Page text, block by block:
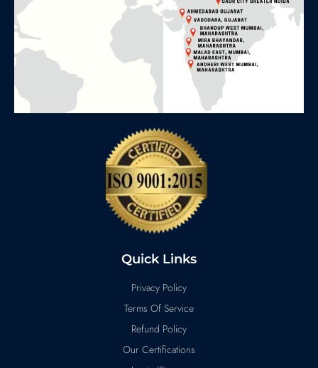
Quick Links
Privacy Policy
Terms Of Service
Refund Policy
Our Certifications